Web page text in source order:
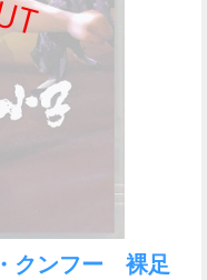
クンフー 裸足